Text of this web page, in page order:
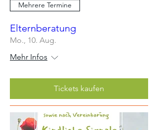
Mehrere Termine
Elternberatung
Mo., 10. Aug.
Mehr Infos
Tickets kaufen